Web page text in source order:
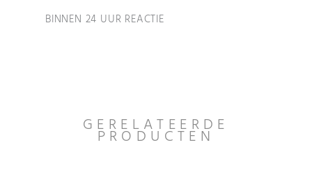
BINNEN 24 UUR REACTIE
GERELATEERDE
PRODUCTEN